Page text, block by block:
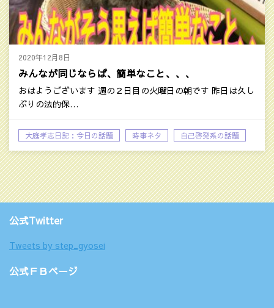
2020年12月8日
みんなが同じならば、簡単なこと、、、
おはようございます 週の２日目の火曜日の朝です 昨日は久し
ぶりの法的保…
大庭孝志日記：今日の話題 時事ネタ 自己啓発系の話題
公式Twitter
Tweets by step_gyosei
公式ＦＢページ